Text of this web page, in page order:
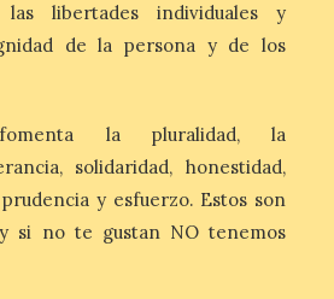
las
ganar y
el
de Iberia Club
libertades individuales y
de la persona y de los
fomenta la pluralidad, la
solidaridad, honestidad,
y esfuerzo. Estos son
si no te gustan NO tenemos